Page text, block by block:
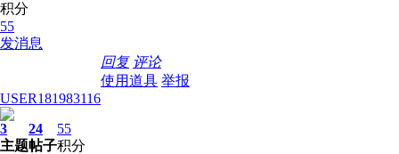
积分
55
发消息
回复 评论
使用道具 举报
USER181983116
3
主题
24
帖子
55
积分